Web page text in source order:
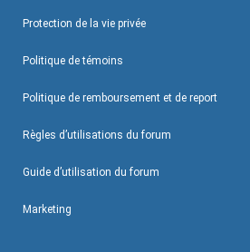
Protection de la vie privée
Politique de témoins
Politique de remboursement et de report
Règles d’utilisations du forum
Guide d’utilisation du forum
Marketing